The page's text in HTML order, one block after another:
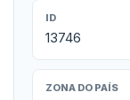
ID
13746
ZONA DO PAÍS